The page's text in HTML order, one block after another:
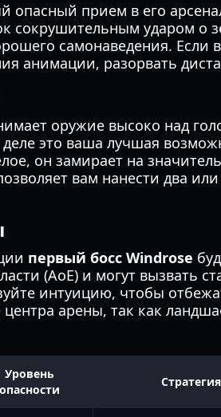
опасный прием в его
сокрушительным ударом о
самонаведения.
анимации, разорвать
оружие высоко над
это ваша лучшая
он замирает на
вам нанести два
первый босс Windrose
(AoE) и могут вызвать
интуицию, чтобы
центра арены, так как
Уровень
опасности